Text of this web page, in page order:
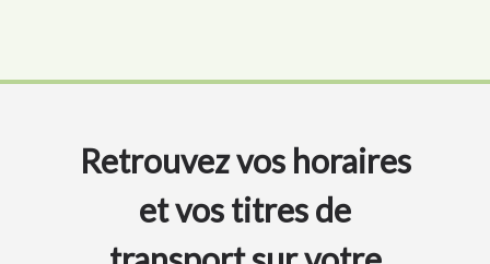
Retrouvez vos horaires
et vos titres de